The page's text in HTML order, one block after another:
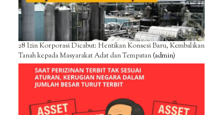
28 Izin Korporasi Dicabut: Hentikan Konsesi Baru, Kembalikan
Tanah kepada Masyarakat Adat dan Tempatan(admin)